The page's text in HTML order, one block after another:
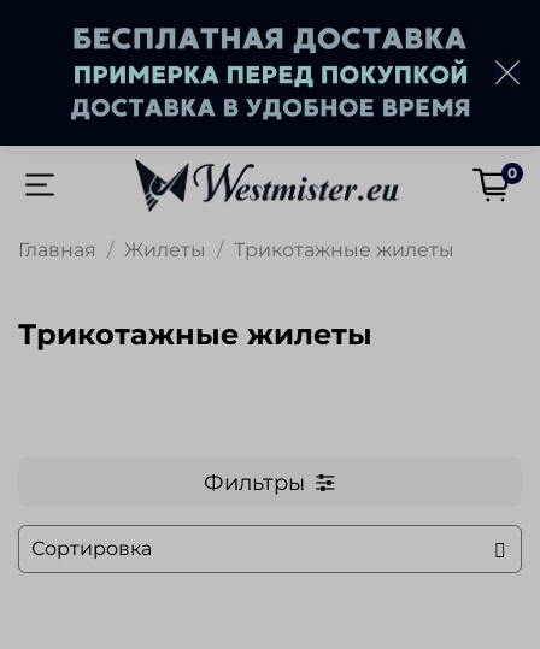
0
Главная Жилеты Трикотажные жилеты
Трикотажные жилеты
Фильтры